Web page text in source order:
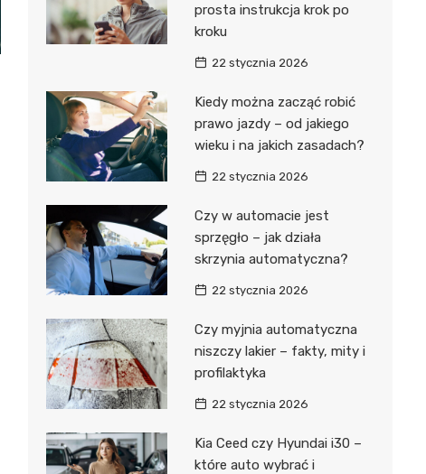
prosta instrukcja krok po
kroku
22 stycznia 2026
Kiedy można zacząć robić
prawo jazdy – od jakiego
wieku i na jakich zasadach?
22 stycznia 2026
Czy w automacie jest
sprzęgło – jak działa
skrzynia automatyczna?
22 stycznia 2026
Czy myjnia automatyczna
niszczy lakier – fakty, mity i
profilaktyka
22 stycznia 2026
Kia Ceed czy Hyundai i30 –
które auto wybrać i